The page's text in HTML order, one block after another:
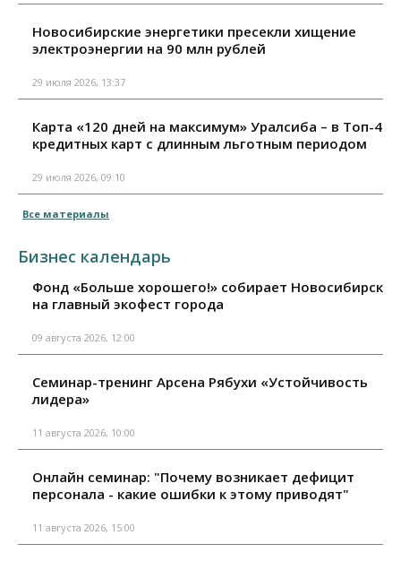
Новосибирские энергетики пресекли хищение
электроэнергии на 90 млн рублей
29 июля 2026, 13:37
Карта «120 дней на максимум» Уралсиба – в Топ-4
кредитных карт с длинным льготным периодом
29 июля 2026, 09:10
Все материалы
Бизнес календарь
Фонд «Больше хорошего!» собирает Новосибирск
на главный экофест города
09 августа 2026, 12:00
Семинар-тренинг Арсена Рябухи «Устойчивость
лидера»
11 августа 2026, 10:00
Онлайн семинар: "Почему возникает дефицит
персонала - какие ошибки к этому приводят"
11 августа 2026, 15:00